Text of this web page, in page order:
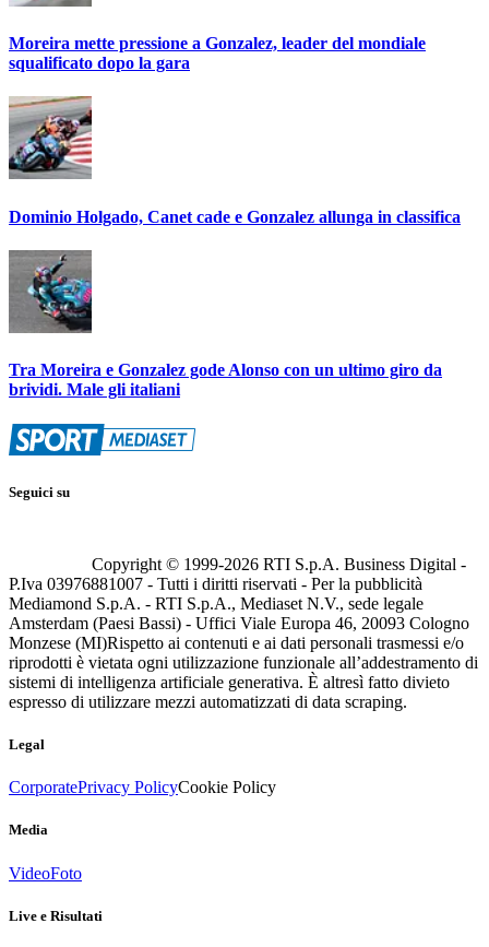
Moreira mette pressione a Gonzalez, leader del mondiale
squalificato dopo la gara
Dominio Holgado, Canet cade e Gonzalez allunga in classifica
Tra Moreira e Gonzalez gode Alonso con un ultimo giro da
brividi. Male gli italiani
Seguici su
Copyright © 1999-2026 RTI S.p.A. Business Digital -
P.Iva 03976881007 - Tutti i diritti riservati - Per la pubblicità
Mediamond S.p.A. - RTI S.p.A., Mediaset N.V., sede legale
Amsterdam (Paesi Bassi) - Uffici Viale Europa 46, 20093 Cologno
Monzese (MI)Rispetto ai contenuti e ai dati personali trasmessi e/o
riprodotti è vietata ogni utilizzazione funzionale all’addestramento di
sistemi di intelligenza artificiale generativa. È altresì fatto divieto
espresso di utilizzare mezzi automatizzati di data scraping.
Legal
CorporatePrivacy PolicyCookie Policy
Media
VideoFoto
Live e Risultati